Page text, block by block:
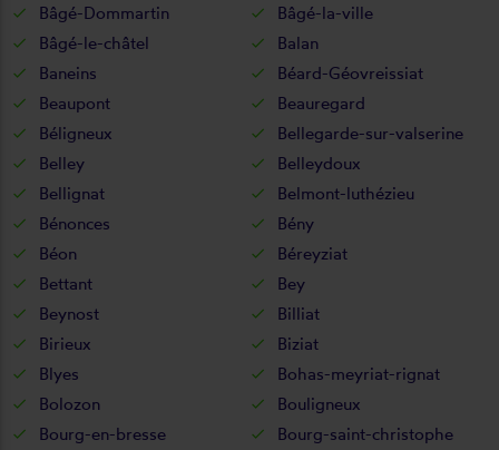
Bâgé-Dommartin
Bâgé-la-ville
Bâgé-le-châtel
Balan
Baneins
Béard-Géovreissiat
Beaupont
Beauregard
Béligneux
Bellegarde-sur-valserine
Belley
Belleydoux
Bellignat
Belmont-luthézieu
Bénonces
Bény
Béon
Béreyziat
Bettant
Bey
Beynost
Billiat
Birieux
Biziat
Blyes
Bohas-meyriat-rignat
Bolozon
Bouligneux
Bourg-en-bresse
Bourg-saint-christophe